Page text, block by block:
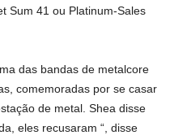
Sum 41 ou Platinum-Sales
das bandas de metalcore
comemoradas por se casar
de metal. Shea disse
eles recusaram “, disse